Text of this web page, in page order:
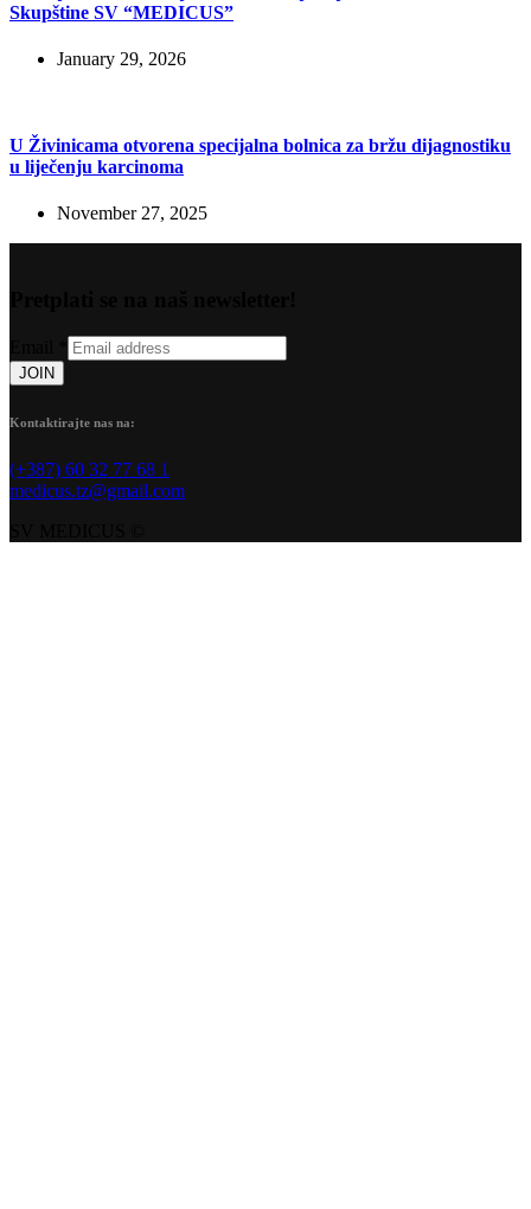
Skupštine SV “MEDICUS”
January 29, 2026
U Živinicama otvorena specijalna bolnica za bržu dijagnostiku
u liječenju karcinoma
November 27, 2025
JOIN
Kontaktirajte nas na:
(+387) 60 32 77 68 1
medicus.tz@gmail.com